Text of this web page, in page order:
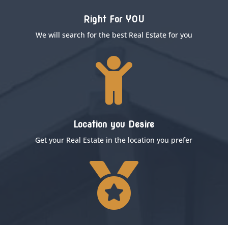
Right For YOU
We will search for the best Real Estate for you

Location you Desire
Get your Real Estate in the location you prefer
